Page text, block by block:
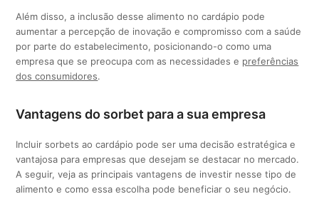
Além disso, a inclusão desse alimento no cardápio pode
aumentar a percepção de inovação e compromisso com a saúde
por parte do estabelecimento, posicionando-o como uma
empresa que se preocupa com as necessidades e preferências
dos consumidores.
Vantagens do sorbet para a sua empresa
Incluir sorbets ao cardápio pode ser uma decisão estratégica e
vantajosa para empresas que desejam se destacar no mercado.
A seguir, veja as principais vantagens de investir nesse tipo de
alimento e como essa escolha pode beneficiar o seu negócio.